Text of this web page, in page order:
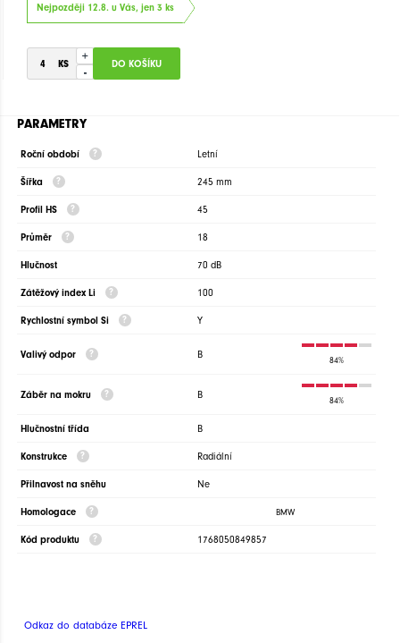
Nejpozději 12.8. u Vás, jen 3 ks
+
-
PARAMETRY
Roční období Letní
Šířka 245 mm
Profil HS 45
Průměr 18
Hlučnost 70 dB
Zátěžový index Li 100
Rychlostní symbol Si Y
Valivý odpor B
84%
Záběr na mokru B
84%
Hlučnostní třída B
Konstrukce Radiální
Přilnavost na sněhu Ne
Homologace BMW
Kód produktu 1768050849857
Odkaz do databáze EPREL